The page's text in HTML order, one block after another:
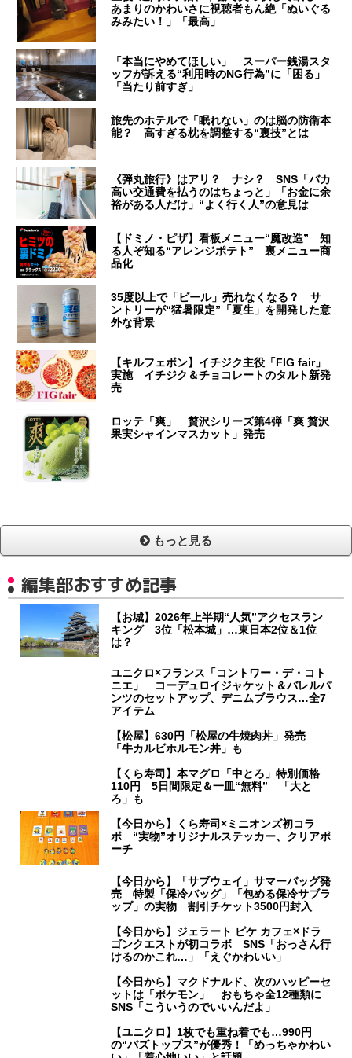
あまりのかわいさに視聴者もん絶「ぬいぐる
みみたい！」「最高」
「本当にやめてほしい」 スーパー銭湯スタ
ッフが訴える“利用時のNG行為”に「困る」
「当たり前すぎ」
旅先のホテルで「眠れない」のは脳の防衛本
能？ 高すぎる枕を調整する“裏技”とは
《弾丸旅行》はアリ？ ナシ？ SNS「バカ
高い交通費を払うのはちょっと」「お金に余
裕がある人だけ」“よく行く人”の意見は
【ドミノ・ピザ】看板メニュー“魔改造” 知
る人ぞ知る“アレンジポテト” 裏メニュー商
品化
35度以上で「ビール」売れなくなる？ サ
ントリーが“猛暑限定”「夏生」を開発した意
外な背景
【キルフェボン】イチジク主役「FIG fair」
実施 イチジク＆チョコレートのタルト新発
売
ロッテ「爽」 贅沢シリーズ第4弾「爽 贅沢
果実シャインマスカット」発売
もっと見る
編集部おすすめ記事
【お城】2026年上半期“人気”アクセスラン
キング 3位「松本城」…東日本2位＆1位
は？
ユニクロ×フランス「コントワー・デ・コト
ニエ」 コーデュロイジャケット＆バレルパ
ンツのセットアップ、デニムブラウス…全7
アイテム
【松屋】630円「松屋の牛焼肉丼」発売
「牛カルビホルモン丼」も
【くら寿司】本マグロ「中とろ」特別価格
110円 5日間限定＆一皿“無料” 「大と
ろ」も
【今日から】くら寿司×ミニオンズ初コラ
ボ “実物”オリジナルステッカー、クリアポ
ーチ
【今日から】「サブウェイ」サマーバッグ発
売 特製「保冷バッグ」「包める保冷サブラ
ップ」の実物 割引チケット3500円封入
【今日から】ジェラート ピケ カフェ×ドラ
ゴンクエストが初コラボ SNS「おっさん行
けるのかこれ…」「えぐかわいい」
【今日から】マクドナルド、次のハッピーセ
ットは「ポケモン」 おもちゃ全12種類に
SNS「こういうのでいいんだよ」
【ユニクロ】1枚でも重ね着でも…990円
の“バズトップス”が優秀！「めっちゃかわい